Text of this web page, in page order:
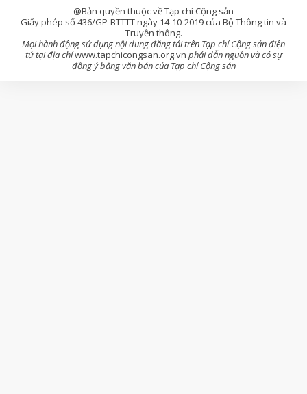
@Bản quyền thuộc về Tạp chí Cộng sản
Giấy phép số 436/GP-BTTTT ngày 14-10-2019 của Bộ Thông tin và
Truyền thông.
Mọi hành động sử dụng nội dung đăng tải trên Tạp chí Cộng sản điện
tử tại địa chỉwww.tapchicongsan.org.vn phải dẫn nguồn và có sự
đồng ý bằng văn bản của Tạp chí Cộng sản